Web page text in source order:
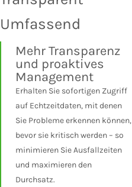
Umfassend
Mehr Transparenz
und proaktives
Management
Erhalten Sie sofortigen Zugriff
auf Echtzeitdaten, mit denen
Sie Probleme erkennen können,
bevor sie kritisch werden – so
minimieren Sie Ausfallzeiten
und maximieren den
Durchsatz.